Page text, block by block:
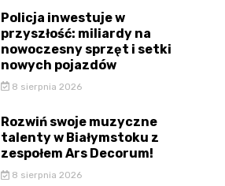
Policja inwestuje w
przyszłość: miliardy na
nowoczesny sprzęt i setki
nowych pojazdów
8 sierpnia 2026
Rozwiń swoje muzyczne
talenty w Białymstoku z
zespołem Ars Decorum!
8 sierpnia 2026